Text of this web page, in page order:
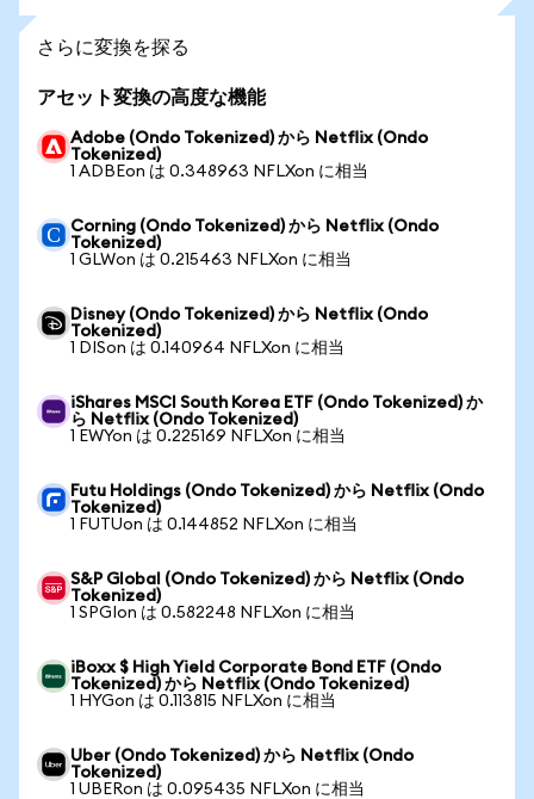
さらに変換を探る
アセット変換の高度な機能
Adobe (Ondo Tokenized) から Netflix (Ondo
Tokenized)
1 ADBEon は 0.348963 NFLXon に相当
Corning (Ondo Tokenized) から Netflix (Ondo
Tokenized)
1 GLWon は 0.215463 NFLXon に相当
Disney (Ondo Tokenized) から Netflix (Ondo
Tokenized)
1 DISon は 0.140964 NFLXon に相当
iShares MSCI South Korea ETF (Ondo Tokenized) か
ら Netflix (Ondo Tokenized)
1 EWYon は 0.225169 NFLXon に相当
Futu Holdings (Ondo Tokenized) から Netflix (Ondo
Tokenized)
1 FUTUon は 0.144852 NFLXon に相当
S&P Global (Ondo Tokenized) から Netflix (Ondo
Tokenized)
1 SPGIon は 0.582248 NFLXon に相当
iBoxx $ High Yield Corporate Bond ETF (Ondo
Tokenized) から Netflix (Ondo Tokenized)
1 HYGon は 0.113815 NFLXon に相当
Uber (Ondo Tokenized) から Netflix (Ondo
Tokenized)
1 UBERon は 0.095435 NFLXon に相当